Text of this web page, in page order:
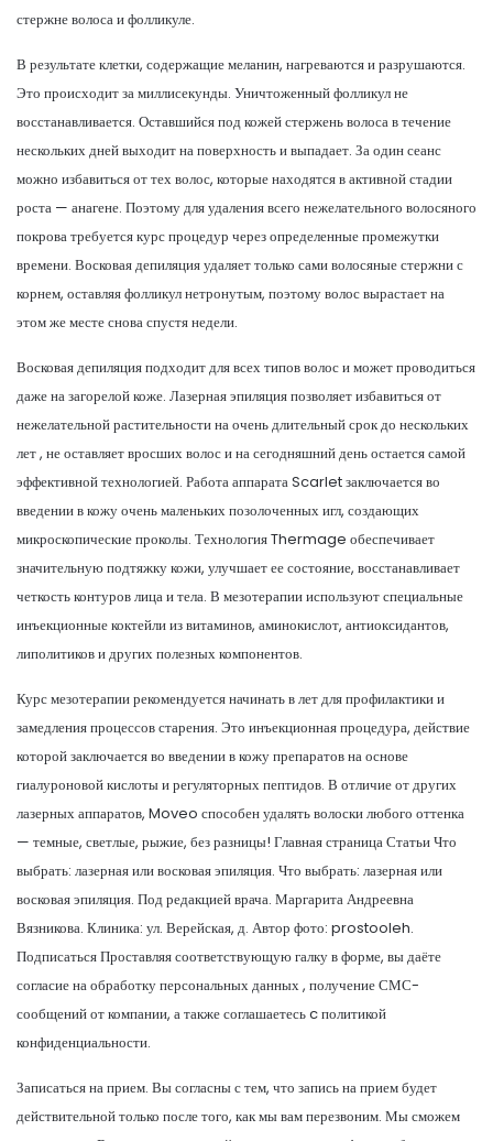
стержне волоса и фолликуле.
В результате клетки, содержащие меланин, нагреваются и разрушаются.
Это происходит за миллисекунды. Уничтоженный фолликул не
восстанавливается. Оставшийся под кожей стержень волоса в течение
нескольких дней выходит на поверхность и выпадает. За один сеанс
можно избавиться от тех волос, которые находятся в активной стадии
роста — анагене. Поэтому для удаления всего нежелательного волосяного
покрова требуется курс процедур через определенные промежутки
времени. Восковая депиляция удаляет только сами волосяные стержни с
корнем, оставляя фолликул нетронутым, поэтому волос вырастает на
этом же месте снова спустя недели.
Восковая депиляция подходит для всех типов волос и может проводиться
даже на загорелой коже. Лазерная эпиляция позволяет избавиться от
нежелательной растительности на очень длительный срок до нескольких
лет , не оставляет вросших волос и на сегодняшний день остается самой
эффективной технологией. Работа аппарата Scarlet заключается во
введении в кожу очень маленьких позолоченных игл, создающих
микроскопические проколы. Технология Thermage обеспечивает
значительную подтяжку кожи, улучшает ее состояние, восстанавливает
четкость контуров лица и тела. В мезотерапии используют специальные
инъекционные коктейли из витаминов, аминокислот, антиоксидантов,
липолитиков и других полезных компонентов.
Курс мезотерапии рекомендуется начинать в лет для профилактики и
замедления процессов старения. Это инъекционная процедура, действие
которой заключается во введении в кожу препаратов на основе
гиалуроновой кислоты и регуляторных пептидов. В отличие от других
лазерных аппаратов, Moveo способен удалять волоски любого оттенка
— темные, светлые, рыжие, без разницы! Главная страница Статьи Что
выбрать: лазерная или восковая эпиляция. Что выбрать: лазерная или
восковая эпиляция. Под редакцией врача. Маргарита Андреевна
Вязникова. Клиника: ул. Верейская, д. Автор фото: prostooleh.
Подписаться Проставляя соответствующую галку в форме, вы даёте
согласие на обработку персональных данных , получение СМС-
сообщений от компании, а также соглашаетесь c политикой
конфиденциальности.
Записаться на прием. Вы согласны с тем, что запись на прием будет
действительной только после того, как мы вам перезвоним. Мы сможем